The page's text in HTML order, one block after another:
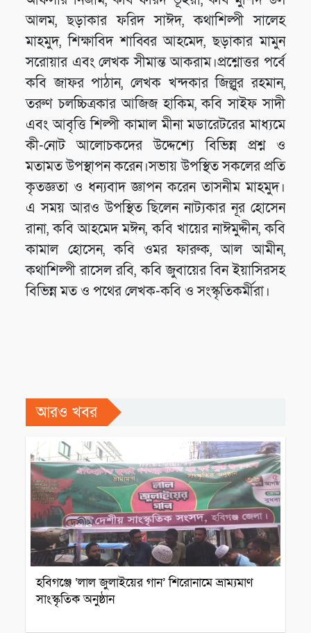
আলম, ছড়াকার ফরিদ সাঈদ, কথাশিল্পী সালেহ
মাহমুদ, শিক্ষাবিদ শাব্বির আহমেদ, ছড়াকার মামুন
সরোয়ার এবং লেখক সীমান্ত আকরাম।প্রশ্নোত্তর পর্বে
কবি জাফর পাঠান, লেখক খন্দকার জিল্লুর রহমান,
তরুণ চলচ্চিত্রকার আজিজ হাকিম, কবি সাইফ সাদী
এবং আবৃত্তি শিল্পী কামাল মীনা মডারেটরের মাধ্যমে
কী-নোট আলোচকদের উদ্দেশ্যে বিভিন্ন প্রশ্ন ও
মতামত উপস্থাপন করেন।সভায় উপস্থিত সকলের প্রতি
কৃতজ্ঞতা ও ধন্যবাদ জ্ঞাপন করেন তাসনীম মাহমুদ।
এ সময় আরও উপস্থিত ছিলেন নাট্যকার নূর হোসেন
রানা, কবি আহমেদ মঈন, কবি খায়ের নাঈমুদ্দীন, কবি
কামাল হোসেন, কবি ওমর ফারুক, আল আমীন,
কথাশিল্পী রাসেল রবি, কবি জুবায়ের বিন ইয়াসিরসহ
বিভিন্ন মত ও পথের লেখক-কবি ও সংস্কৃতিকর্মীরা।
আরও খবর
হবিগঞ্জে ‘লাল জুলাইয়ের গান’ শিরোনামে ভ্রাম্যমাণ
সাংস্কৃতিক অনুষ্ঠান